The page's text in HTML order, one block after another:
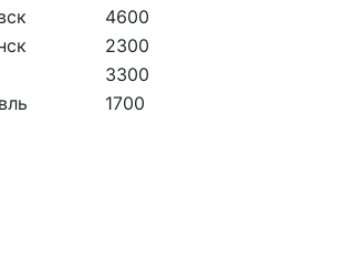
4600
2300
3300
1700